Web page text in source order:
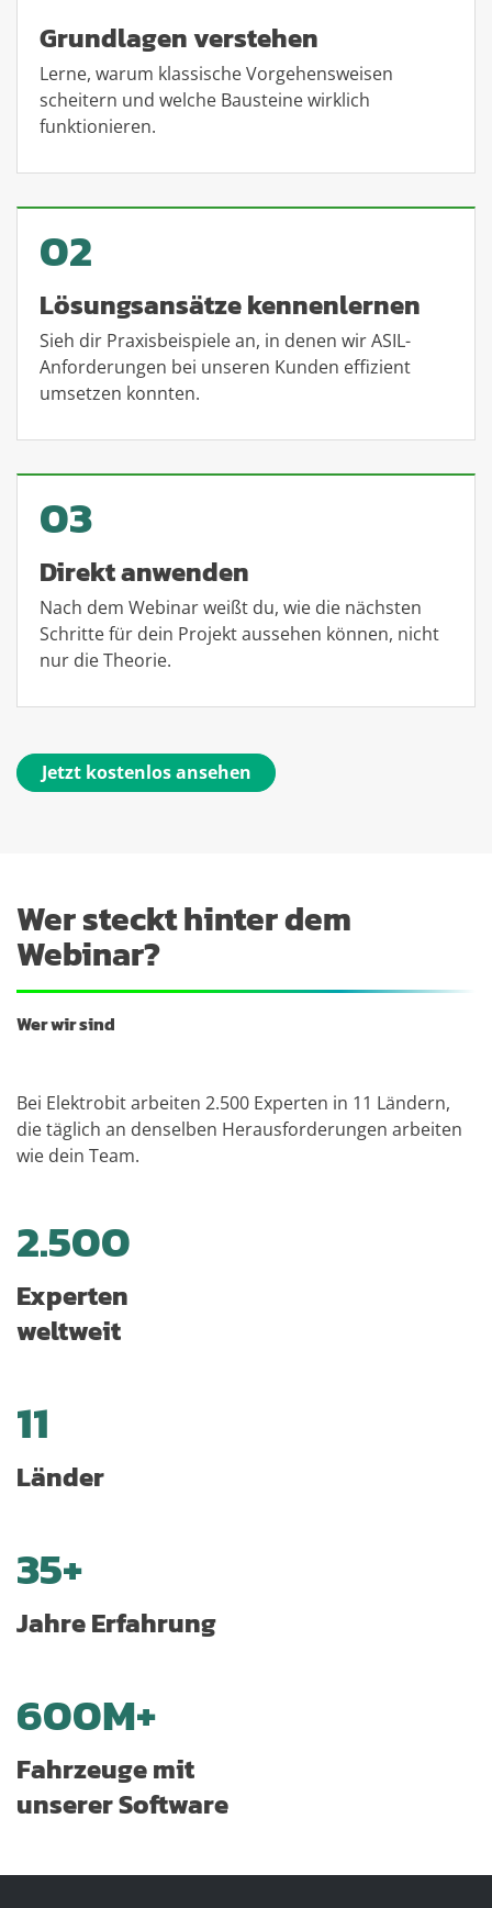
Grundlagen verstehen
Lerne, warum klassische Vorgehensweisen
scheitern und welche Bausteine wirklich
funktionieren.
02
Lösungsansätze kennenlernen
Sieh dir Praxisbeispiele an, in denen wir ASIL-
Anforderungen bei unseren Kunden effizient
umsetzen konnten.
03
Direkt anwenden
Nach dem Webinar weißt du, wie die nächsten
Schritte für dein Projekt aussehen können, nicht
nur die Theorie.
Jetzt kostenlos ansehen
Wer steckt hinter dem
Webinar?
Wer wir sind
Bei Elektrobit arbeiten 2.500 Experten in 11 Ländern,
die täglich an denselben Herausforderungen arbeiten
wie dein Team.
2.500
Experten
weltweit
11
Länder
35+
Jahre Erfahrung
600M+
Fahrzeuge mit
unserer Software